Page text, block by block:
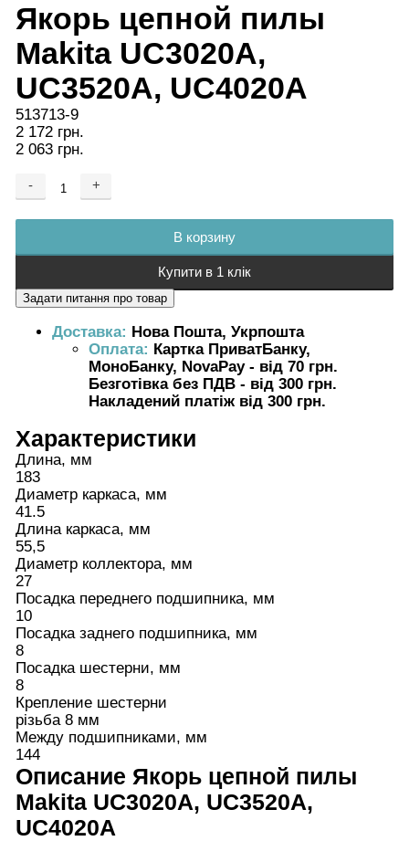
Якорь цепной пилы
Makita UC3020A,
UC3520A, UC4020A
513713-9
2 172 грн.
2 063 грн.
- +
В корзину
Купити в 1 клік
Доставка: Нова Пошта, Укрпошта
Оплата: Картка ПриватБанку,
МоноБанку, NovaPay - від 70 грн.
Безготівка без ПДВ - від 300 грн.
Накладений платіж від 300 грн.
Характеристики
Длина, мм
183
Диаметр каркаса, мм
41.5
Длина каркаса, мм
55,5
Диаметр коллектора, мм
27
Посадка переднего подшипника, мм
10
Посадка заднего подшипника, мм
8
Посадка шестерни, мм
8
Крепление шестерни
різьба 8 мм
Между подшипниками, мм
144
Описание Якорь цепной пилы
Makita UC3020A, UC3520A,
UC4020A